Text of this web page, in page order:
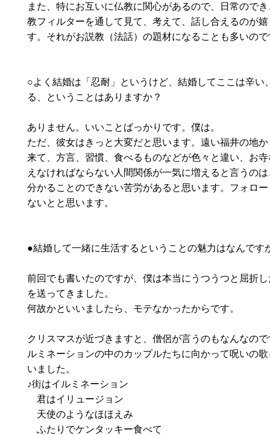
また、特にお互いに仏教に関心があるので、日常ので
教フィルターを通して見て、考えて、話し合えるのが
す。それがお説教（法話）の題材になることも多いの
○よく結婚は「忍耐」というけど、結婚してここは辛い
る、ということはありますか？
ありません。いいことばっかりです。僕は。
ただ、彼女はきっと大変だと思います。遠い福井の地
来て、方言、習慣、食べるものなどが色々と違い、お
えなければならない人間関係が一気に増えると言うの
分かることのできない苦労があると思います。フォロ
ないとと思います。
●結婚して一緒に生活するということの魅力はなんです
前回でも書いたのですが、僕は本当にうつうつと屈折
を送ってきました。
何故かといいましたら、モテなかったからです。
クリスマスが近づきますと、僧侶が言うのもなんなの
ルミネーションの中のカップルたちに向かって呪いの
いました。
♪街はイルミネーション
君はイリュージョン
天使のようなほほえみ
ふたりでケンタッキー食べて